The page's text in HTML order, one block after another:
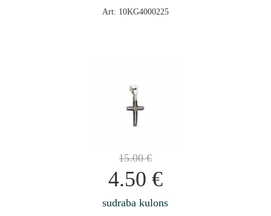
Art: 10KG4000225
15.00€
4.50 €
sudraba kulons